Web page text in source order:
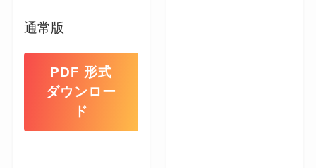
通常版
PDF 形式
ダウンロー
ド